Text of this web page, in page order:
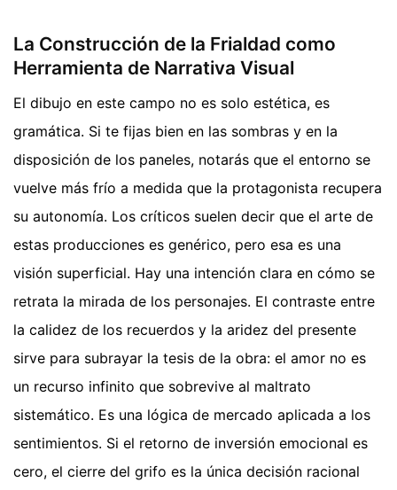
La Construcción de la Frialdad como
Herramienta de Narrativa Visual
El dibujo en este campo no es solo estética, es
gramática. Si te fijas bien en las sombras y en la
disposición de los paneles, notarás que el entorno se
vuelve más frío a medida que la protagonista recupera
su autonomía. Los críticos suelen decir que el arte de
estas producciones es genérico, pero esa es una
visión superficial. Hay una intención clara en cómo se
retrata la mirada de los personajes. El contraste entre
la calidez de los recuerdos y la aridez del presente
sirve para subrayar la tesis de la obra: el amor no es
un recurso infinito que sobrevive al maltrato
sistemático. Es una lógica de mercado aplicada a los
sentimientos. Si el retorno de inversión emocional es
cero, el cierre del grifo es la única decisión racional